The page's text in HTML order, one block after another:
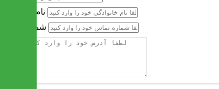
نام خانوادگی
شماره تماس